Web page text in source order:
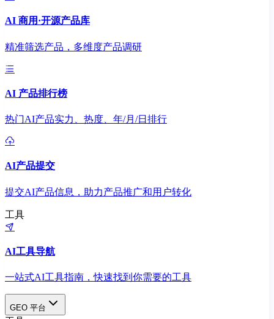
AI 商用·开源产品库
精准筛选产品，多维度产品调研
AI 产品排行榜
热门AI产品实力、热度、年/月/日排行
AI产品提交
提交AI产品信息，助力产品推广和用户转化
工具
AI工具导航
一站式AI工具指南，快速找到你需要的工具
GEO 平台